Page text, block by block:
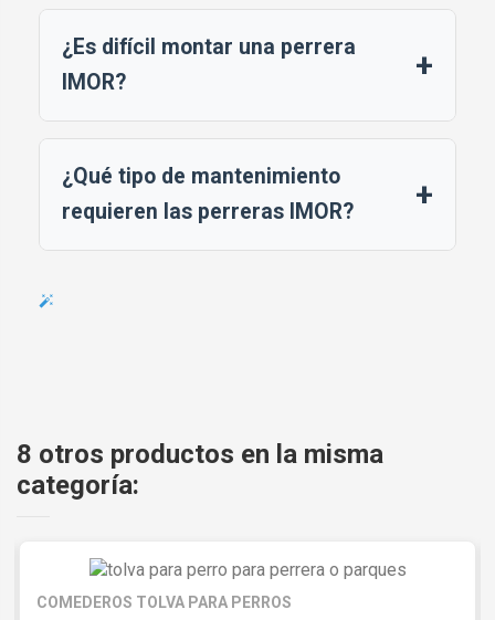
¿Es difícil montar una perrera
IMOR?
+
¿Qué tipo de mantenimiento
requieren las perreras IMOR?
+
8 otros productos en la misma
categoría:
COMEDEROS TOLVA PARA PERROS